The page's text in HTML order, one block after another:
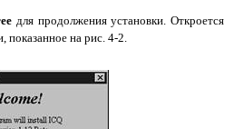
для продолжения установки. Откроется
показанное на рис. 4-2.